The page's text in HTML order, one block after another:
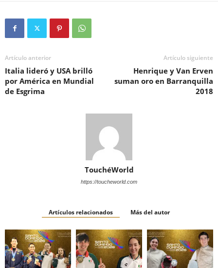
Artículo anterior
Italia lideró y USA brilló
por América en Mundial
de Esgrima
Artículo siguiente
Henrique y Van Erven
suman oro en Barranquilla
2018
TouchéWorld
https://toucheworld.com
Artículos relacionados Más del autor